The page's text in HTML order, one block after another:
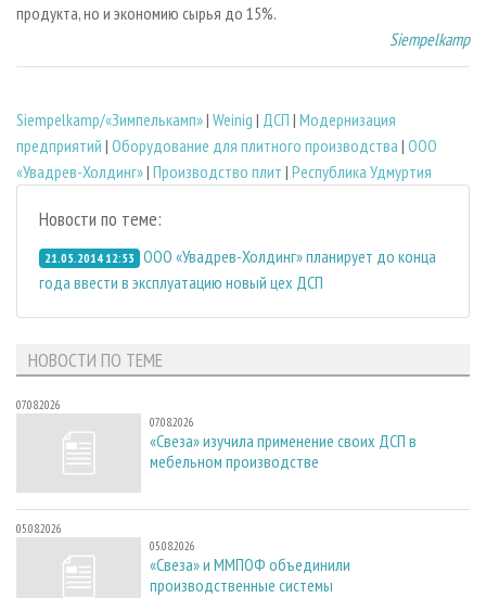
продукта, но и экономию сырья до 15%.
Siempelkamp
Siempelkamp/«Зимпелькамп»| Weinig | ДСП | Модернизация
предприятий | Оборудование для плитного производства | ООО
«Увадрев-Холдинг»| Производство плит | Республика Удмуртия
Новости по теме:
21.05.2014 12:53 ООО «Увадрев-Холдинг» планирует до конца
года ввести в эксплуатацию новый цех ДСП
НОВОСТИ ПО ТЕМЕ
07.08.2026
07.08.2026
«Свеза» изучила применение своих ДСП в
мебельном производстве
05.08.2026
05.08.2026
«Свеза» и ММПОФ объединили
производственные системы